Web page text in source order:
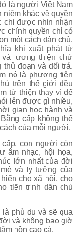
là người Việt Nam
niệm khác về quyền
chỉ được nhìn nhận
chính quyền chỉ có
một cách dân chủ.
khi xuất phát từ
và lương thiện chứ
thủ đoạn và dối trá.
nó là phương tiện
trên thế giới đều
từ thiện thay vì để
lên được gì nhiều,
gian học hành và
cấp không thể
của mỗi người.
con người còn
âm nhạc, hội họa,
lớn nhất của đời
và lý tưởng của
cho xã hội, cho
tiến trình dân chủ
phù du và sẽ qua
và không bao giờ
hồn cao cả.